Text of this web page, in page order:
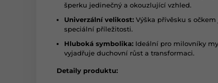
šperku jedinečný a okouzlující vzhled.
Univerzální velikost: Výška přívěsku s
speciální příležitosti.
Hluboká symbolika: Ideální pro milovníky
vyjadřuje duchovní růst a transformaci.
Detaily produktu: